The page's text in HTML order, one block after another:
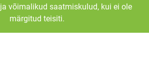
ja võimalikud saatmiskulud, kui ei ole
märgitud teisiti.